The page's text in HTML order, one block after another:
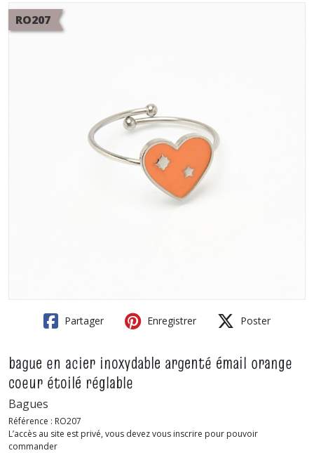
réglable
RO207
Partager Enregistrer Poster
bague en acier inoxydable argenté émail orange
coeur étoilé réglable
Bagues
Référence : RO207
L’accès au site est privé, vous devez vous inscrire pour pouvoir
commander